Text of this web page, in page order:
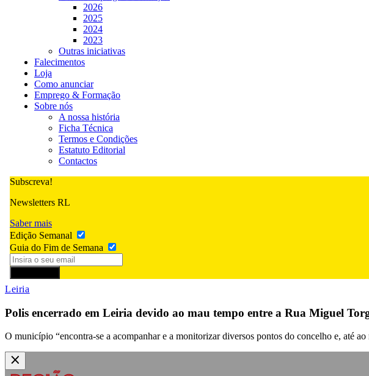
2026
2025
2024
2023
Outras iniciativas
Falecimentos
Loja
Como anunciar
Emprego & Formação
Sobre nós
A nossa história
Ficha Técnica
Termos e Condições
Estatuto Editorial
Contactos
Subscreva!
Newsletters RL
Saber mais
Edição Semanal
Guia do Fim de Semana
Leiria
Polis encerrado em Leiria devido ao mau tempo entre a Rua Miguel
O município “encontra-se a acompanhar e a monitorizar diversos pontos do concelho e, até